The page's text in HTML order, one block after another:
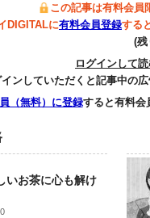
この記事は有料会員
DIGITALに有料会員登録する
(残
ログインして
インしていただくと記事中の
（無料）に登録すると有料会
いお茶に心も解け